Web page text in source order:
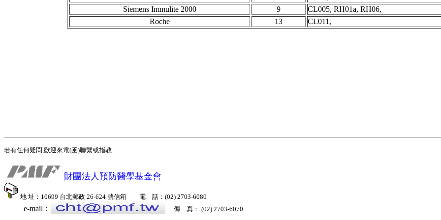
Siemens Immulite 2000
9
CL005, RH01a, RH06,
Roche
13 CL011,
若有任何疑問,歡迎來電(函)聯繫或指教
財團法人預防醫學基金會
地 址：10699 台北郵政 26-624 號信箱 電 話： (02) 2703-6080
e-mail： 傳 真： (02) 2703-6070